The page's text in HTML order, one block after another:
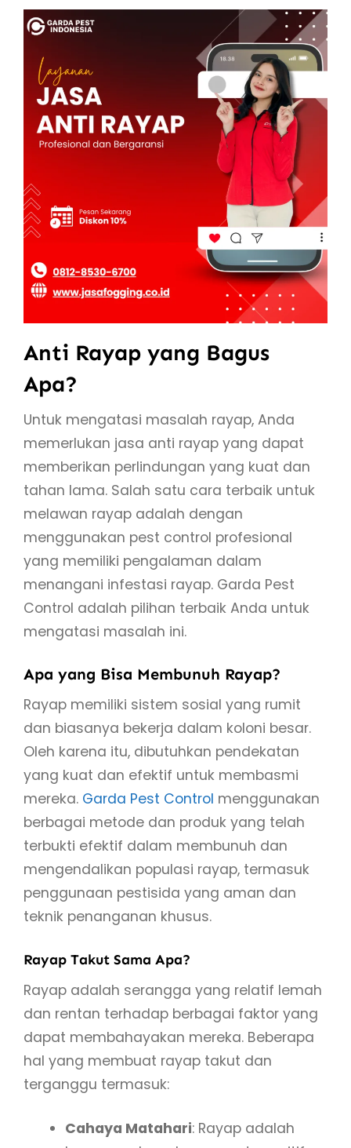
Anti Rayap yang Bagus
Apa?
Untuk mengatasi masalah rayap, Anda
memerlukan jasa anti rayap yang dapat
memberikan perlindungan yang kuat dan
tahan lama. Salah satu cara terbaik untuk
melawan rayap adalah dengan
menggunakan pest control profesional
yang memiliki pengalaman dalam
menangani infestasi rayap. Garda Pest
Control adalah pilihan terbaik Anda untuk
mengatasi masalah ini.
Apa yang Bisa Membunuh Rayap?
Rayap memiliki sistem sosial yang rumit
dan biasanya bekerja dalam koloni besar.
Oleh karena itu, dibutuhkan pendekatan
yang kuat dan efektif untuk membasmi
mereka. Garda Pest Control menggunakan
berbagai metode dan produk yang telah
terbukti efektif dalam membunuh dan
mengendalikan populasi rayap, termasuk
penggunaan pestisida yang aman dan
teknik penanganan khusus.
Rayap Takut Sama Apa?
Rayap adalah serangga yang relatif lemah
dan rentan terhadap berbagai faktor yang
dapat membahayakan mereka. Beberapa
hal yang membuat rayap takut dan
terganggu termasuk:
Cahaya Matahari: Rayap adalah